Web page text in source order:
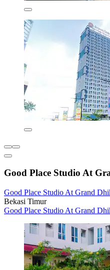
Good Place Studio At
Good Place Studio At Grand
Bekasi Timur
Good Place Studio At Grand